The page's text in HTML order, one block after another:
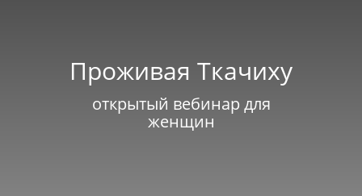
Проживая Ткачиху
открытый вебинар для
женщин